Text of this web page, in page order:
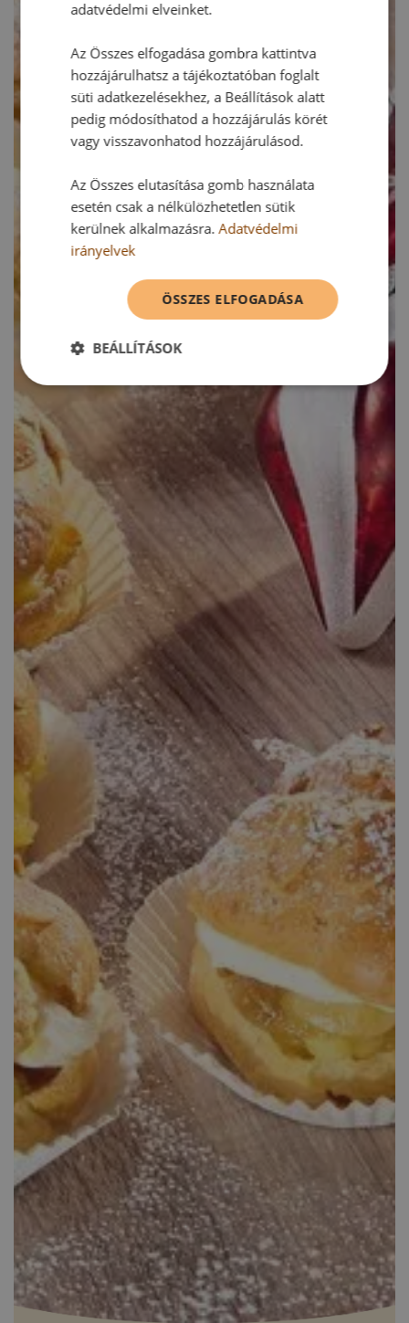
adatvédelmi elveinket.
Az Összes elfogadása gombra kattintva
hozzájárulhatsz a tájékoztatóban foglalt
süti adatkezelésekhez, a Beállítások alatt
pedig módosíthatod a hozzájárulás körét
vagy visszavonhatod hozzájárulásod.
Az Összes elutasítása gomb használata
esetén csak a nélkülözhetetlen sütik
kerülnek alkalmazásra.Adatvédelmi
irányelvek
ÖSSZES ELFOGADÁSA
BEÁLLÍTÁSOK